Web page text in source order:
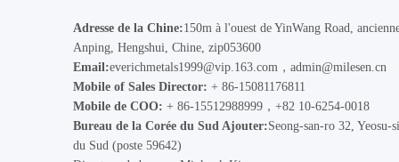
Adresse de la Chine:150m à l'ouest de YinWang Road,
Anping, Hengshui, Chine, zip053600
Email:everichmetals1999@vip.163.com ， admin@milesen.cn
Mobile of Sales Director: + 86-15081176811
Mobile de COO: + 86-15512988999，+82 10-6254-0018
Bureau de la Corée du Sud Ajouter:Seong-san-ro 32, Yeosu-
du Sud (poste 59642)